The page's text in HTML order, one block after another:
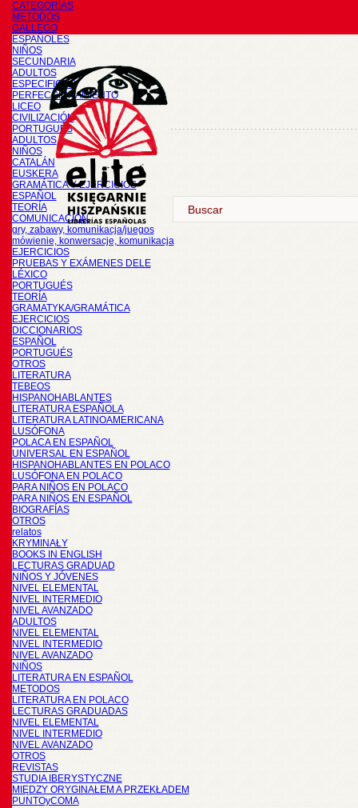
CATEGORÍAS
METODOS
GALLEGO
ESPAÑOLES
NIÑOS
SECUNDARIA
ADULTOS
ESPECIFICOS
PERFECCIONAMIENTO
LICEO
CIVILIZACIÓN
PORTUGUÉS
ADULTOS
NIÑOS
CATALÁN
EUSKERA
GRAMÁTICA Y EJERCICIOS
ESPAÑOL
TEORÍA
COMUNICACIÓN
gry, zabawy, komunikacja/juegos
mówienie, konwersacje, komunikacja
EJERCICIOS
PRUEBAS Y EXÁMENES DELE
LÉXICO
PORTUGUÉS
TEORÍA
GRAMATYKA/GRAMÁTICA
EJERCICIOS
DICCIONARIOS
ESPAÑOL
PORTUGUÉS
OTROS
LITERATURA
TEBEOS
HISPANOHABLANTES
LITERATURA ESPAÑOLA
LITERATURA LATINOAMERICANA
LUSÓFONA
POLACA EN ESPAÑOL
UNIVERSAL EN ESPAÑOL
HISPANOHABLANTES EN POLACO
LUSÓFONA EN POLACO
PARA NIÑOS EN POLACO
PARA NIÑOS EN ESPAÑOL
BIOGRAFÍAS
OTROS
relatos
KRYMINAŁY
BOOKS IN ENGLISH
LECTURAS GRADUAD
NIÑOS Y JÓVENES
NIVEL ELEMENTAL
NIVEL INTERMEDIO
NIVEL AVANZADO
ADULTOS
NIVEL ELEMENTAL
NIVEL INTERMEDIO
NIVEL AVANZADO
NIÑOS
LITERATURA EN ESPAÑOL
METODOS
LITERATURA EN POLACO
LECTURAS GRADUADAS
NIVEL ELEMENTAL
NIVEL INTERMEDIO
NIVEL AVANZADO
OTROS
REVISTAS
STUDIA IBERYSTYCZNE
MIĘDZY ORYGINAŁEM A PRZEKŁADEM
PUNTOyCOMA